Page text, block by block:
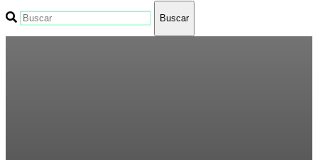
DA
Buscar